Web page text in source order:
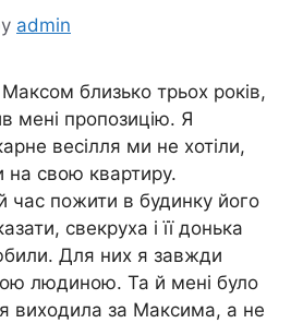
admin
Максом близько трьох років,
мені пропозицію. Я
весілля ми не хотіли,
свою квартиру.
час пожити в будинку його
свекруха і її донька
Для них я завжди
людиною. Та й мені було
виходила за Максима, а не